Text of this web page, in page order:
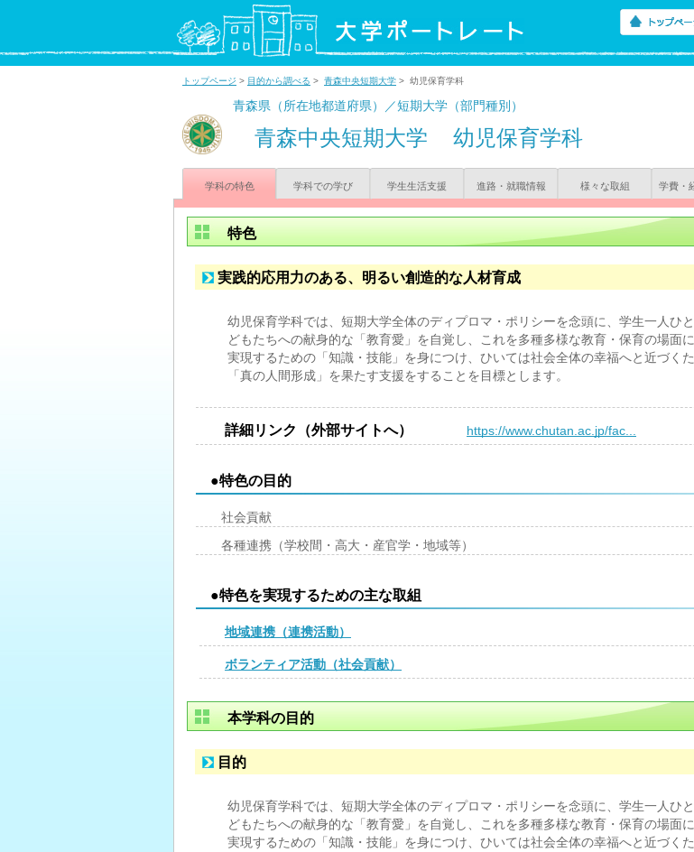
トップページ > 目的から調べる > 青森中央短期大学 > 幼児保育学科
青森県（所在地都道府県）／短期大学（部門種別）
青森中央短期大学 幼児保育学科
学科の特色 学科での学び 学生生活支援 進路・就職情報 様々な取組 学費・
特色
実践的応用力のある、明るい創造的な人材育成
幼児保育学科では、短期大学全体のディプロマ・ポリシーを念頭に、学生一人ひ
どもたちへの献身的な「教育愛」を自覚し、これを多種多様な教育・保育の場面
実現するための「知識・技能」を身につけ、ひいては社会全体の幸福へと近づく
「真の人間形成」を果たす支援をすることを目標とします。
詳細リンク（外部サイトへ） https://www.chutan.ac.jp/fac...
●特色の目的
社会貢献
各種連携（学校間・高大・産官学・地域等）
●特色を実現するための主な取組
地域連携（連携活動）
ボランティア活動（社会貢献）
本学科の目的
目的
幼児保育学科では、短期大学全体のディプロマ・ポリシーを念頭に、学生一人ひ
どもたちへの献身的な「教育愛」を自覚し、これを多種多様な教育・保育の場面
実現するための「知識・技能」を身につけ、ひいては社会全体の幸福へと近づく